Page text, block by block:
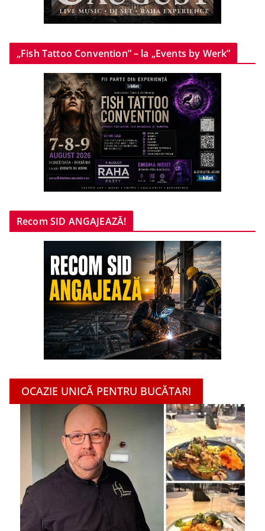
„Fish Tattoo Convention” – la „Events by Werk”
Recom SID ANGAJEAZĂ!
OCAZIE UNICĂ PENTRU BUCĂTARI